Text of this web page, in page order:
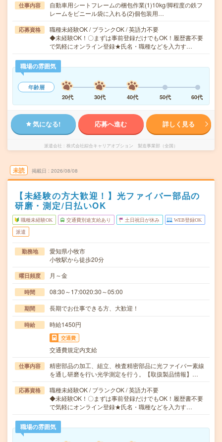
仕事内容
自動車用シートフレームの梱包作業(1)10kg/脚程度の鉄フ
レームをビニール袋に入れる(2)個包装用…
応募資格
職種未経験OK / ブランクOK / 英語力不要
◆未経験OK！〇まずは事前登録だけでもOK！履歴書不要
で気軽にオンライン登録★氏名・職種などを入力す…
職場の雰囲気
年齢層
20代
30代 40代 50代 60代
気になる! 応募へ進む 詳しく見る
派遣会社 株式会社綜合キャリアオプション 製造事業部（全国）
未読 掲載日 2026/08/08
【未経験の方大歓迎！】光ファイバー部品の
研磨・測定/日払いOK
職種未経験OK 交通費別途支給あり 土日祝日が休み WEB登録OK
派遣
勤務地
愛知県小牧市
小牧駅から徒歩20分
曜日頻度 月～金
時間 08:30～17:0020:30～05:00
期間 長期でお仕事できる方、大歓迎！
時給 時給1450円
交通費
交通費規定内支給
仕事内容
精密部品の加工、組立、検査精密部品に光ファイバー素線
を通し研磨を行い光学測定を行う。【取扱製品情報】…
応募資格
職種未経験OK / ブランクOK / 英語力不要
◆未経験OK！〇まずは事前登録だけでもOK！履歴書不要
で気軽にオンライン登録★氏名・職種などを入力す…
職場の雰囲気